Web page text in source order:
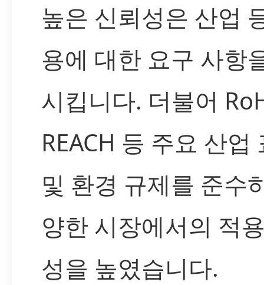
높은 신뢰성은 산업
용에 대한 요구 사항
시킵니다. 더불어
REACH 등 주요 산업
및 환경 규제를 준수
양한 시장에서의 적
성을 높였습니다.